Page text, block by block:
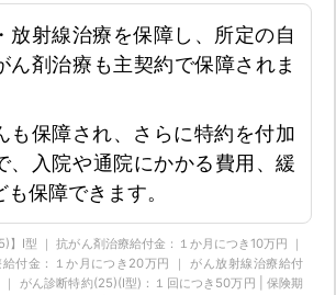
放射線治療を保障し、所定の自
ん剤治療も主契約で保障されま
も保障され、さらに特約を付加
、入院や通院にかかる費用、緩
保障できます。
】I型 ｜ 抗がん剤治療給付金：１か月につき10万円 ｜
付金：１か月につき20万円 ｜ がん放射線治療給付
がん診断特約(25)(Ⅰ型)：１回につき50万円 | 保険期